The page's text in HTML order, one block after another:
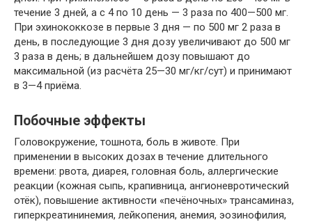
течение 3 дней, а с 4 по 10 день — 3 раза по 400—500 мг.
При эхинококкозе в первые 3 дня — по 500 мг 2 раза в
день, в последующие 3 дня дозу увеличивают до 500 мг
3 раза в день; в дальнейшем дозу повышают до
максимальной (из расчёта 25—30 мг/кг/сут) и принимают
в 3—4 приёма.
Побочные эффекты
Головокружение, тошнота, боль в животе. При
применении в высоких дозах в течение длительного
времени: рвота, диарея, головная боль, аллергические
реакции (кожная сыпь, крапивница, ангионевротический
отёк), повышение активности «печёночных» трансаминаз,
гиперкреатининемия, лейкопения, анемия, эозинофилия,